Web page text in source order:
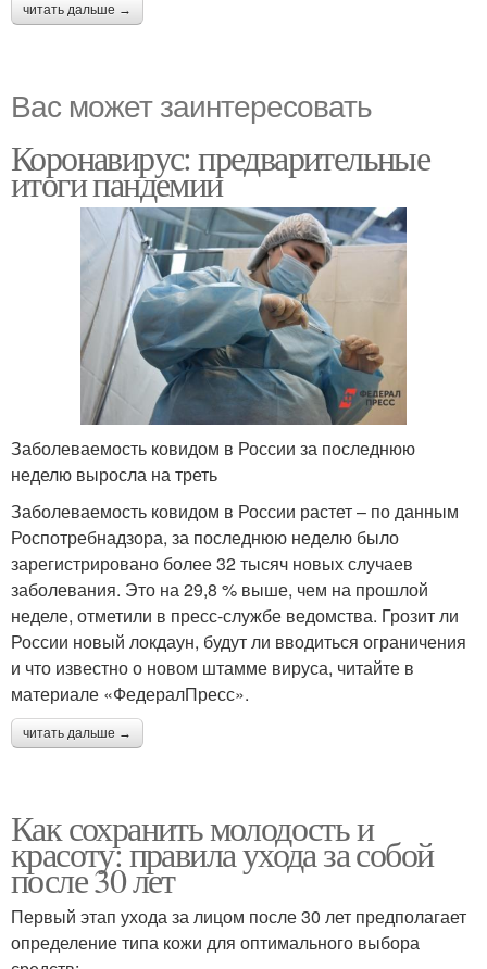
читать дальше →
Вас может заинтересовать
Коронавирус: предварительные
итоги пандемии
Заболеваемость ковидом в России за последнюю
неделю выросла на треть
Заболеваемость ковидом в России растет – по данным
Роспотребнадзора, за последнюю неделю было
зарегистрировано более 32 тысяч новых случаев
заболевания. Это на 29,8 % выше, чем на прошлой
неделе, отметили в пресс-службе ведомства. Грозит ли
России новый локдаун, будут ли вводиться ограничения
и что известно о новом штамме вируса, читайте в
материале «ФедералПресс».
читать дальше →
Как сохранить молодость и
красоту: правила ухода за собой
после 30 лет
Первый этап ухода за лицом после 30 лет предполагает
определение типа кожи для оптимального выбора